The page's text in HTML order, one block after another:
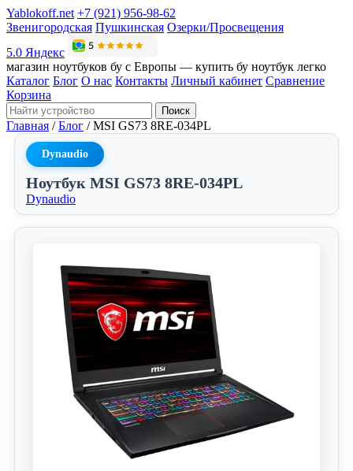
Yablokoff.net +7 (921) 956-98-62
Звенигородская Пушкинская Озерки/Просвещения
5.0 Яндекс
магазин ноутбуков бу с Европы — купить бу ноутбук легко
Каталог Блог О нас Контакты Личный кабинет Сравнение
Корзина
Поиск
Главная / Блог / MSI GS73 8RE-034PL
Dynaudio
Ноутбук MSI GS73 8RE-034PL
Dynaudio